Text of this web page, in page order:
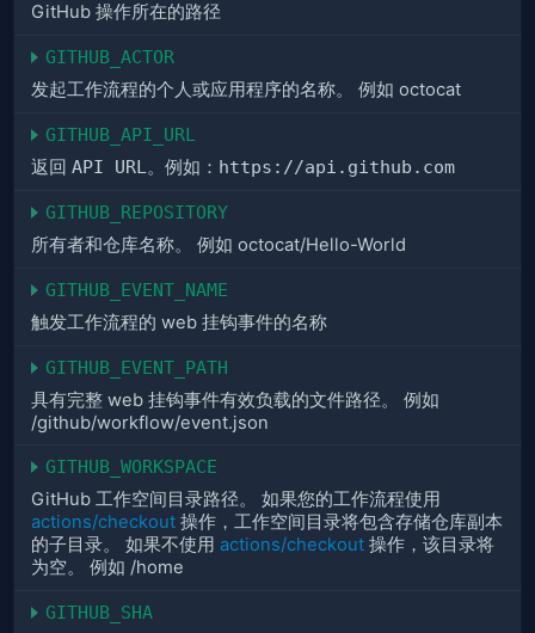
GitHub 操作所在的路径
GITHUB_ACTOR
发起工作流程的个人或应用程序的名称。 例如 octocat
GITHUB_API_URL
返回 API URL 。例如： https://api.github.com
GITHUB_REPOSITORY
所有者和仓库名称。 例如 octocat/Hello-World
GITHUB_EVENT_NAME
触发工作流程的 web 挂钩事件的名称
GITHUB_EVENT_PATH
具有完整 web 挂钩事件有效负载的文件路径。 例如
/github/workflow/event.json
GITHUB_WORKSPACE
GitHub 工作空间目录路径。 如果您的工作流程使用
actions/checkout 操作，工作空间目录将包含存储仓库副本
的子目录。 如果不使用 actions/checkout 操作，该目录将
为空。 例如 /home
GITHUB_SHA